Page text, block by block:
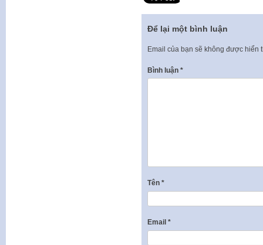
Để lại một bình luận
Email của bạn sẽ không được hiển
Bình luận *
Tên *
Email *